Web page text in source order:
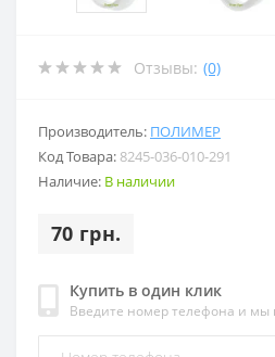
Отзывы: (0)
Производитель: ПОЛИМЕР
Код Товара: 8245-036-010-291
Наличие: В наличии
70 грн.
Купить в один клик
Введите номер телефона и мы